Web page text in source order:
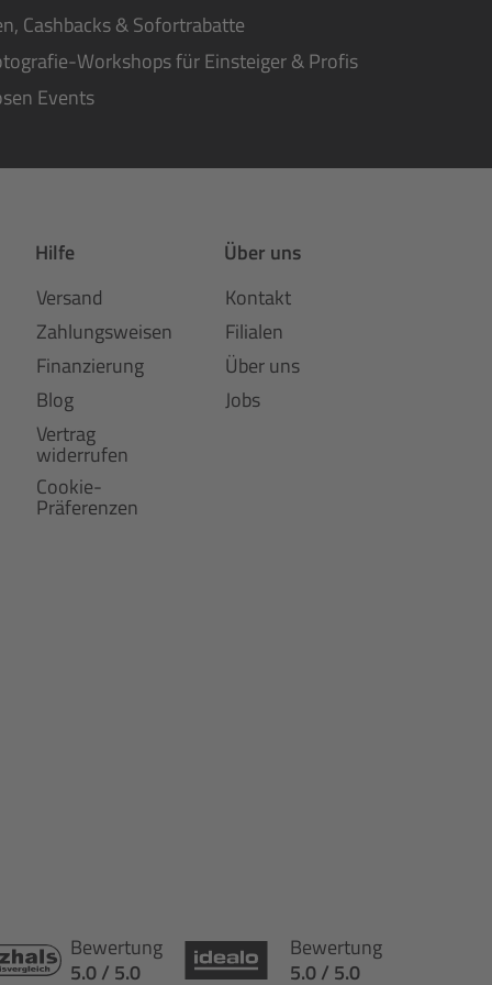
Cashbacks & Sofortrabatte
Workshops für Einsteiger & Profis
Events
Hilfe
Versand
Zahlungsweisen
Finanzierung
Blog
Vertrag
widerrufen
Cookie-
Präferenzen
Über uns
Kontakt
Filialen
Über uns
Jobs
Bewertung
5.0 / 5.0
Bewertung
5.0 / 5.0